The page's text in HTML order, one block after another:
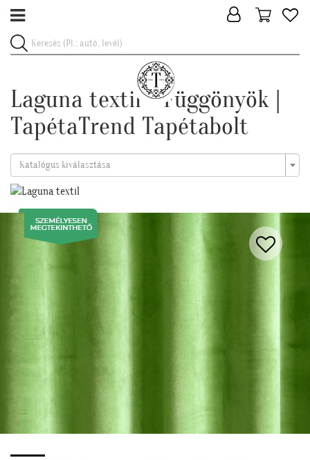
Laguna textil - Függönyök |
TapétaTrend Tapétabolt
Katalógus kiválasztása